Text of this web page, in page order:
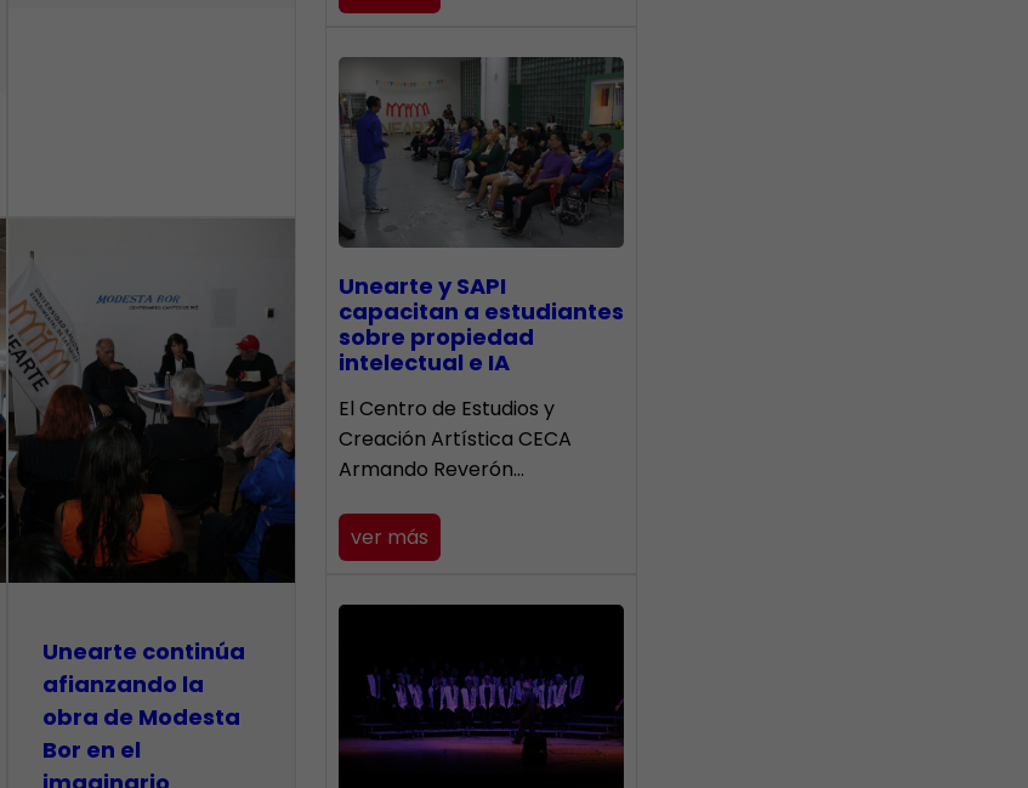
Unearte continúa
afianzando la
obra de Modesta
Bor en el
Unearte y SAPI
capacitan a estudiantes
sobre propiedad
intelectual e IA
El Centro de Estudios y
Creación Artística CECA
Armando Reverón…
ver más